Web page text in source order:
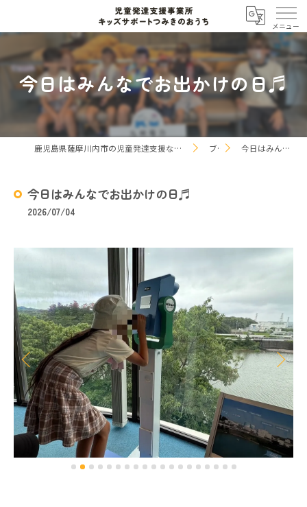
今日はみんなでお出かけの日♬
鹿児島県薩摩川内市の児童発達支援なら児童発達支援事業所 キッズサポートつみきのおうち ブログ 今日はみんなでお出かけの日♬
今日はみんなでお出かけの日♬
2026/07/04